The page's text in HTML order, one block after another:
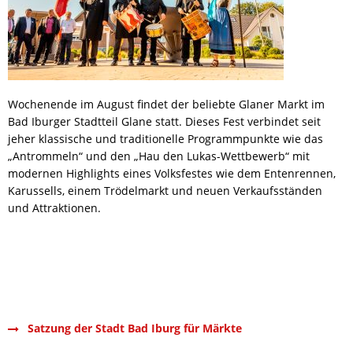
Wochenende im August findet der beliebte Glaner Markt im
Bad Iburger Stadtteil Glane statt. Dieses Fest verbindet seit
jeher klassische und traditionelle Programmpunkte wie das
„Antrommeln“ und den „Hau den Lukas-Wettbewerb“ mit
modernen Highlights eines Volksfestes wie dem Entenrennen,
Karussells, einem Trödelmarkt und neuen Verkaufsständen
und Attraktionen.
Satzung der Stadt Bad Iburg für Märkte